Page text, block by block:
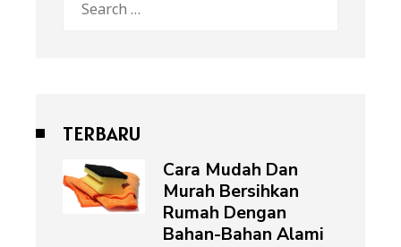
for:
TERBARU
Cara Mudah Dan
Murah Bersihkan
Rumah Dengan
Bahan-Bahan Alami